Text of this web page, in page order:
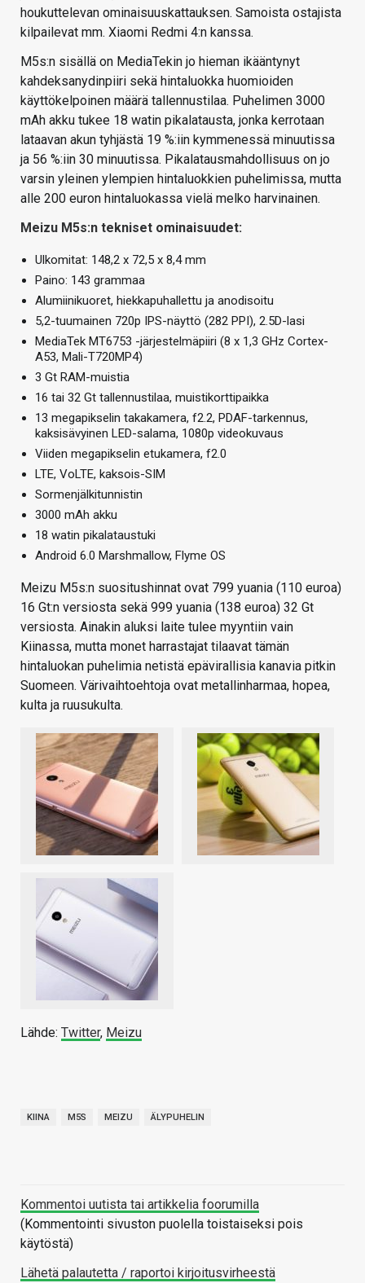
houkuttelevan ominaisuuskattauksen. Samoista ostajista
kilpailevat mm. Xiaomi Redmi 4:n kanssa.
M5s:n sisällä on MediaTekin jo hieman ikääntynyt
kahdeksanydinpiiri sekä hintaluokka huomioiden
käyttökelpoinen määrä tallennustilaa. Puhelimen 3000
mAh akku tukee 18 watin pikalatausta, jonka kerrotaan
lataavan akun tyhjästä 19 %:iin kymmenessä minuutissa
ja 56 %:iin 30 minuutissa. Pikalatausmahdollisuus on jo
varsin yleinen ylempien hintaluokkien puhelimissa, mutta
alle 200 euron hintaluokassa vielä melko harvinainen.
Meizu M5s:n tekniset ominaisuudet:
Ulkomitat: 148,2 x 72,5 x 8,4 mm
Paino: 143 grammaa
Alumiinikuoret, hiekkapuhallettu ja anodisoitu
5,2-tuumainen 720p IPS-näyttö (282 PPI), 2.5D-lasi
MediaTek MT6753 -järjestelmäpiiri (8 x 1,3 GHz Cortex-
A53, Mali-T720MP4)
3 Gt RAM-muistia
16 tai 32 Gt tallennustilaa, muistikorttipaikka
13 megapikselin takakamera, f2.2, PDAF-tarkennus,
kaksisävyinen LED-salama, 1080p videokuvaus
Viiden megapikselin etukamera, f2.0
LTE, VoLTE, kaksois-SIM
Sormenjälkitunnistin
3000 mAh akku
18 watin pikalataustuki
Android 6.0 Marshmallow, Flyme OS
Meizu M5s:n suositushinnat ovat 799 yuania (110 euroa)
16 Gt:n versiosta sekä 999 yuania (138 euroa) 32 Gt
versiosta. Ainakin aluksi laite tulee myyntiin vain
Kiinassa, mutta monet harrastajat tilaavat tämän
hintaluokan puhelimia netistä epävirallisia kanavia pitkin
Suomeen. Värivaihtoehtoja ovat metallinharmaa, hopea,
kulta ja ruusukulta.
Lähde: Twitter, Meizu
KIINA M5S MEIZU ÄLYPUHELIN
Kommentoi uutista tai artikkelia foorumilla
(Kommentointi sivuston puolella toistaiseksi pois
käytöstä)
Lähetä palautetta / raportoi kirjoitusvirheestä